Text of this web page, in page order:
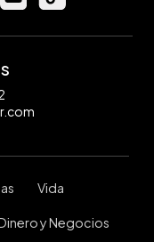
Vida
y Negocios